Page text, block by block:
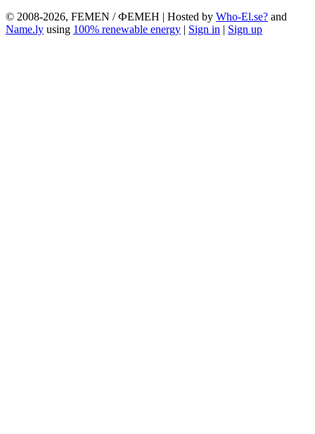
© 2008-2026, FEMEN / ФЕМЕН | Hosted by Who-El.se? and
Name.ly using 100% renewable energy | Sign in | Sign up